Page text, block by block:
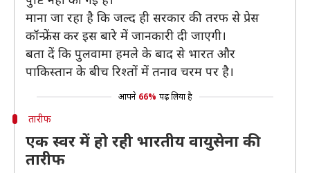
माना जा रहा है कि जल्द ही सरकार की तरफ से प्रेस
कॉन्फ्रेंस कर इस बारे में जानकारी दी जाएगी।
बता दें कि पुलवामा हमले के बाद से भारत और
पाकिस्तान के बीच रिश्तों में तनाव चरम पर है।
आपने 66% पढ़ लिया है
तारीफ
एक स्वर में हो रही भारतीय वायुसेना की
तारीफ